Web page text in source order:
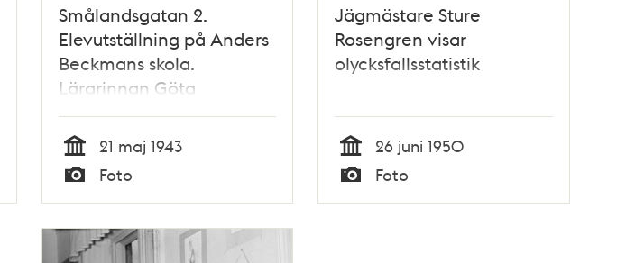
Smålandsgatan 2.
Elevutställning på Anders
Beckmans skola.
Lärarinnan Göta
Trägårdh, modeillustratör
och textildesigner,
demonstrerar
modeteckning för två
elever
Tid
21 maj 1943
Typ
Foto
Jägmästare Sture
Rosengren visar
olycksfallsstatistik
Tid
26 juni 1950
Typ
Foto